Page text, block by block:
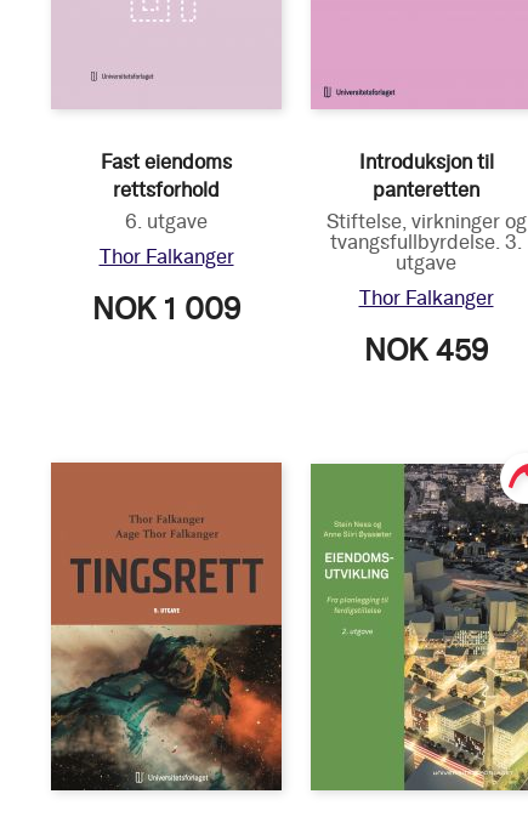
Fast eiendoms
rettsforhold
6. utgave
Thor Falkanger
NOK 1 009
Introduksjon til
panteretten
Stiftelse, virkninger og
tvangsfullbyrdelse. 3.
utgave
Thor Falkanger
NOK 459